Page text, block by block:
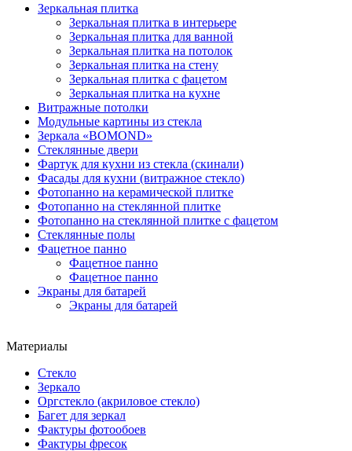
Зеркальная плитка
Зеркальная плитка в интерьере
Зеркальная плитка для ванной
Зеркальная плитка на потолок
Зеркальная плитка на стену
Зеркальная плитка с фацетом
Зеркальная плитка на кухне
Витражные потолки
Модульные картины из стекла
Зеркала «BOMOND»
Стеклянные двери
Фартук для кухни из стекла (скинали)
Фасады для кухни (витражное стекло)
Фотопанно на керамической плитке
Фотопанно на стеклянной плитке
Фотопанно на стеклянной плитке с фацетом
Стеклянные полы
Фацетное панно
Фацетное панно
Фацетное панно
Экраны для батарей
Экраны для батарей
Материалы
Стекло
Зеркало
Оргстекло (акриловое стекло)
Багет для зеркал
Фактуры фотообоев
Фактуры фресок